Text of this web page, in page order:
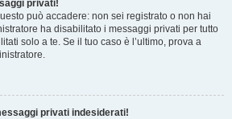
privati!
può accadere: non sei registrato o non hai
ha disabilitato i messaggi privati per tutto
solo a te. Se il tuo caso è l’ultimo, prova a
privati indesiderati!